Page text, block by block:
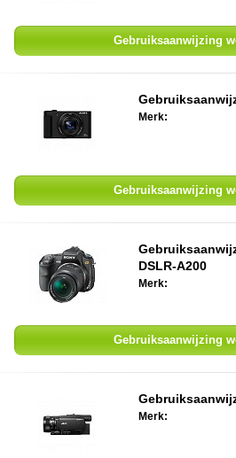
Gebruiksaanwijzing
Merk:
Gebruiksaanwijzing
DSLR-A200
Merk:
Gebruiksaanwijzing
Merk: